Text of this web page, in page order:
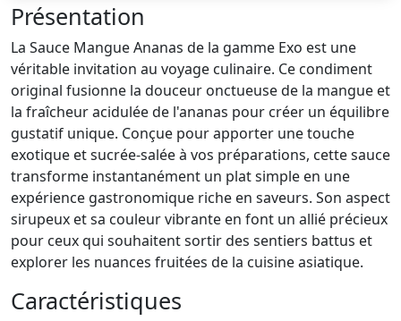
Présentation
La Sauce Mangue Ananas de la gamme Exo est une
véritable invitation au voyage culinaire. Ce condiment
original fusionne la douceur onctueuse de la mangue et
la fraîcheur acidulée de l'ananas pour créer un équilibre
gustatif unique. Conçue pour apporter une touche
exotique et sucrée-salée à vos préparations, cette sauce
transforme instantanément un plat simple en une
expérience gastronomique riche en saveurs. Son aspect
sirupeux et sa couleur vibrante en font un allié précieux
pour ceux qui souhaitent sortir des sentiers battus et
explorer les nuances fruitées de la cuisine asiatique.
Caractéristiques